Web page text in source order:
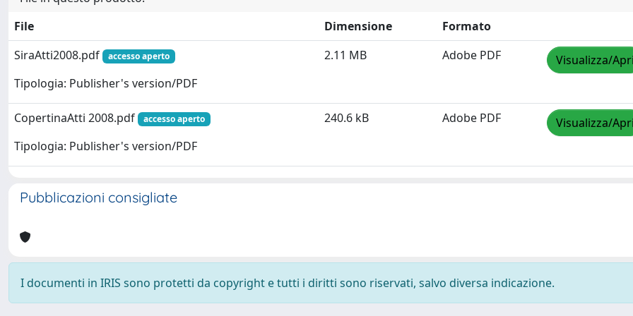
File
Dimensione
Formato
SiraAtti2008.pdf
accesso aperto
Tipologia: Publisher's version/PDF
2.11 MB Adobe PDF Visualizza/
CopertinaAtti 2008.pdf accesso aperto
Tipologia: Publisher's version/PDF
240.6 kB Adobe PDF Visualizza/
Pubblicazioni consigliate
I documenti in IRIS sono protetti da copyright e tutti i diritti sono riservati, salvo diversa indicazione.